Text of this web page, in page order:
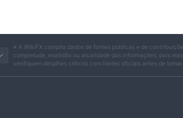
ausência de informações específicas sobre licenças
sem informações detalhadas sobre tipos de
avaliar a competitividade das ofertas do Scotiabank
ou detalhes específicos podem criar incerteza
※ A WikiFX compila dados de fontes públicas e de
completude, exatidão ou atualidade das informações, pois
verifiquem detalhes críticos com fontes oficiais antes de